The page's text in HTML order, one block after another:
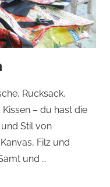
Rucksack,
– du hast die
Stil von
Filz und
und …